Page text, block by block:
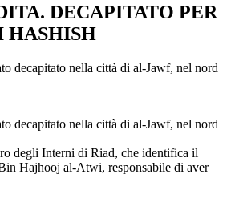
DECAPITATO PER
HASHISH
decapitato nella città di al-Jawf, nel nord
decapitato nella città di al-Jawf, nel nord
degli Interni di Riad, che identifica il
Hajhooj al-Atwi, responsabile di aver